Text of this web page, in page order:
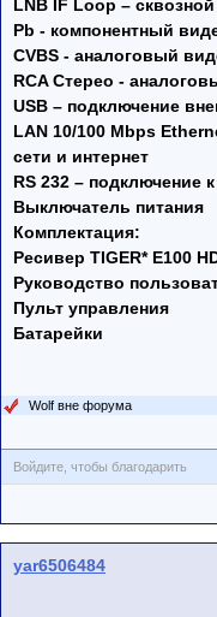
LNB IF Loop –
Pb - компонентный
CVBS - аналоговый
RCA Стерео -
USB – подключение
LAN 10/100 Mbps
сети и интернет
RS 232 – подключение
Выключатель питания
Комплектация:
Ресивер TIGER* E100
Руководство
Пульт управления
Батарейки
Wolf вне форума
Войдите, чтобы благодарить
yar6506484